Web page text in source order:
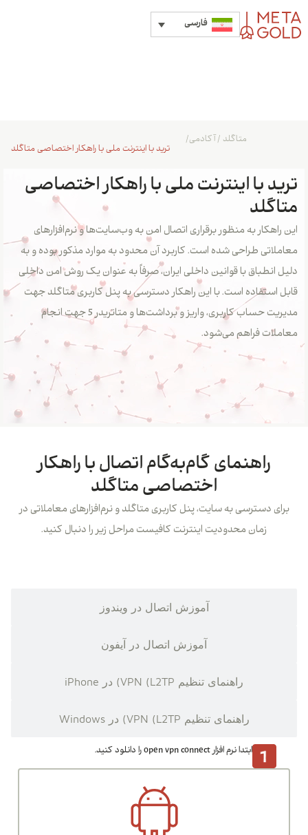
فارسی
ترید با اینترنت ملی با راهکار اختصاصی متاگلد
متاگلد /آکادمی/
ترید با اینترنت ملی با راهکار اختصاصی
متاگلد
این راهکار به منظور برقراری اتصال امن به وب‌سایت‌ها و نرم‌افزارهای
معاملاتی طراحی شده است. کاربرد آن محدود به موارد مذکور بوده و به
دلیل انطباق با قوانین داخلی ایران، صرفاً به عنوان یک روش امن داخلی
قابل استفاده است. با این راهکار دسترسی به پنل کاربری متاگلد جهت
مدیریت حساب کاربری، واریز و برداشت‌ها و متاتریدر 5 جهت انجام
معاملات فراهم می‌شود.
راهنمای گام‌به‌گام اتصال با راهکار
اختصاصی متاگلد
برای دسترسی به سایت، پنل کاربری متاگلد و نرم‌افزارهای معاملاتی در
زمان محدودیت اینترنت کافیست مراحل زیر را دنبال کنید.
آموزش اتصال در ویندوز
آموزش اتصال در آیفون
راهنمای تنظیم VPN (L2TP) در iPhone
راهنمای تنظیم VPN (L2TP) در Windows
ابتدا نرم افزار open vpn connect را دانلود کنید.